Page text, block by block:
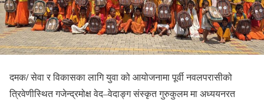
दमक/ सेवा र विकासका लागि युवा को आयोजनामा पूर्वी नवलपरासीको
त्रिवेणीस्थित गजेन्द्रमोक्ष वेद–वेदाङ्ग संस्कृत गुरुकुलम मा अध्ययनरत